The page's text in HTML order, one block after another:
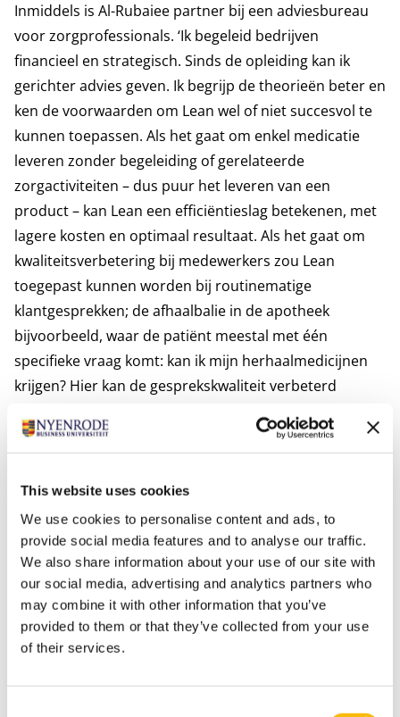
This website uses cookies
We use cookies to personalise content and ads, to
provide social media features and to analyse our traffic.
We also share information about your use of our site with
our social media, advertising and analytics partners who
may combine it with other information that you’ve
provided to them or that they’ve collected from your use
of their services.
Inmiddels is Al-Rubaiee partner bij een adviesbureau
voor zorgprofessionals. ‘Ik begeleid bedrijven
financieel en strategisch. Sinds de opleiding kan ik
gerichter advies geven. Ik begrijp de theorieën beter en
ken de voorwaarden om Lean wel of niet succesvol te
kunnen toepassen. Als het gaat om enkel medicatie
leveren zonder begeleiding of gerelateerde
zorgactiviteiten – dus puur het leveren van een
product – kan Lean een efficiëntieslag betekenen, met
lagere kosten en optimaal resultaat. Als het gaat om
kwaliteitsverbetering bij medewerkers zou Lean
toegepast kunnen worden bij routinematige
klantgesprekken; de afhaalbalie in de apotheek
bijvoorbeeld, waar de patiënt meestal met één
specifieke vraag komt: kan ik mijn herhaalmedicijnen
krijgen? Hier kan de gesprekskwaliteit verbeterd
een andere route in de apotheek geholpen kunnen
proces geïmplementeerd is.’
Diepte
‘De docent begreep goed wat het betekent om Lean uit
te voeren in de zorg. Ook het niveau van de
medestudenten was hoog, met uiteenlopende posities
op zowel operationeel als managementniveau. Dat gaf
diepte aan onze brainstormingsessies, om samen een
toegevoegde waarde ten opzichte van andere